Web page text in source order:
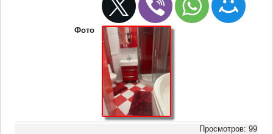
Фото
Просмотров: 99